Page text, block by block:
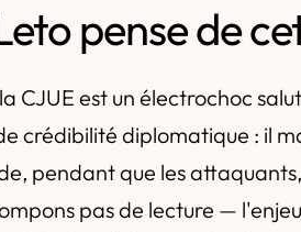
pense de
CJUE est un électrochoc
crédibilité diplomatique : il
pendant que les
pas de lecture —